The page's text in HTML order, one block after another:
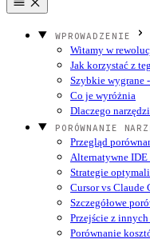
WPROWADZENIE
Witamy w
Jak korzystać z
Szybkie wygrane
Co je wyróżnia
Dlaczego
PORÓWNANIE
Przegląd
Alternatywne
Strategie
Cursor vs Claude
Szczegółowe
Przejście z
Porównanie